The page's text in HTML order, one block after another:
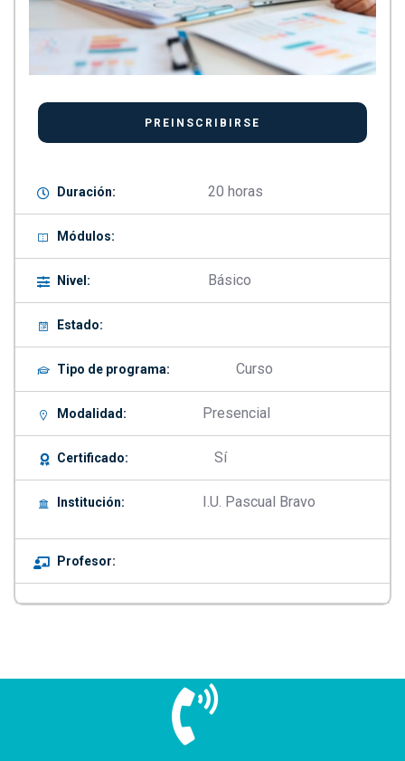
Duración: 20 horas
Módulos:
Nivel: Básico
Estado:
Tipo de programa: Curso
Modalidad: Presencial
Certificado: Sí
Institución: I.U. Pascual Bravo
Profesor: